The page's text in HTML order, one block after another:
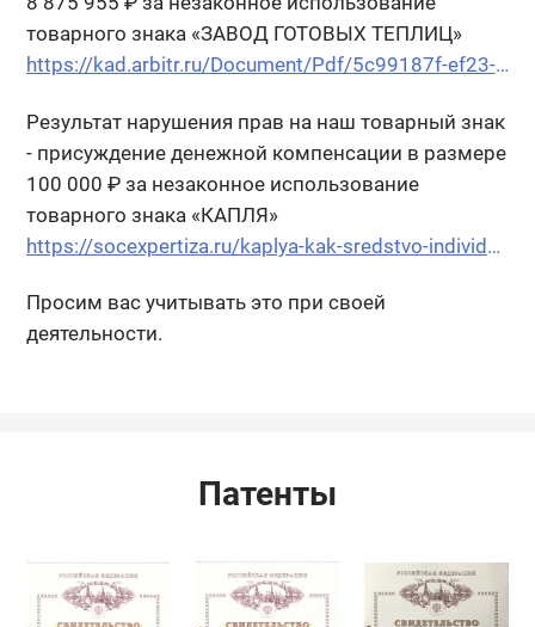
товарного знака «ЗАВОД ГОТОВЫХ ТЕПЛИЦ»
https://kad.arbitr.ru/Document/Pdf/5c99187f-ef23-4251-abf7-3f09f0c1f1da/a60b2388-b75b-44a2-8e1d-f5139bbf453c/A31-8582-2019_20220524_Reshenija_i_postanovlenija.pdf?isAddStamp=True
Результат нарушения прав на наш товарный знак
- присуждение денежной компенсации в размере
100 000 ₽ за незаконное использование
товарного знака «КАПЛЯ»
https://socexpertiza.ru/kaplya-kak-sredstvo-individualizatsii.php
Просим вас учитывать это при своей
деятельности.
Патенты